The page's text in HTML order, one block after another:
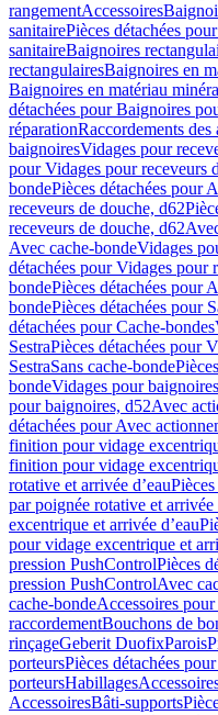
rangementAccessoires
sanitairePièces détachées
sanitaireBaignoires
rectangulairesBaignoires en
Baignoires en matériau
détachées pour Baignoires
réparationRaccordements
baignoiresVidages pour
pour Vidages pour receveurs
bondePièces détachées pour
receveurs de douche, d62
receveurs de douche, d62
Avec cache-bondeVidages
détachées pour Vidages pour
bondePièces détachées pour
bondePièces détachées pour
détachées pour Cache-bondes
SestraPièces détachées pour
SestraSans cache-bonde
bondeVidages pour
pour baignoires, d52Avec
détachées pour Avec
finition pour vidage
finition pour vidage
rotative et arrivée d’eau
par poignée rotative et arrivée
excentrique et arrivée d’eau
pour vidage excentrique et
pression PushControlPièces
pression PushControlAvec
cache-bondeAccessoires
raccordementBouchons de
rinçageGeberit DuofixParois
porteursPièces détachées
porteursHabillages
AccessoiresBâti-supports